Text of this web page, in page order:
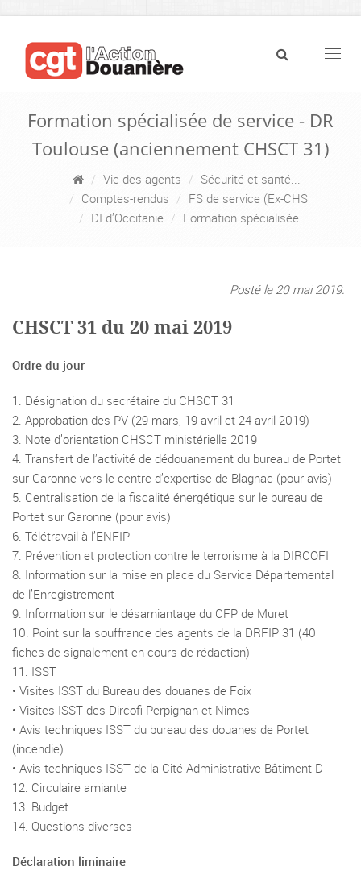
Formation spécialisée de service - DR
Toulouse (anciennement CHSCT 31)
Vie des agents
Sécurité et santé...
Comptes-rendus
FS de service (Ex-CHS
DI d’Occitanie
Formation spécialisée
Posté le 20 mai 2019.
CHSCT 31 du 20 mai 2019
Ordre du jour
1. Désignation du secrétaire du CHSCT 31
2. Approbation des PV (29 mars, 19 avril et 24 avril 2019)
3. Note d’orientation CHSCT ministérielle 2019
4. Transfert de l’activité de dédouanement du bureau de Portet
sur Garonne vers le centre d’expertise de Blagnac (pour avis)
5. Centralisation de la fiscalité énergétique sur le bureau de
Portet sur Garonne (pour avis)
6. Télétravail à l’ENFIP
7. Prévention et protection contre le terrorisme à la DIRCOFI
8. Information sur la mise en place du Service Départemental
de l’Enregistrement
9. Information sur le désamiantage du CFP de Muret
10. Point sur la souffrance des agents de la DRFIP 31 (40
fiches de signalement en cours de rédaction)
11. ISST
• Visites ISST du Bureau des douanes de Foix
• Visites ISST des Dircofi Perpignan et Nimes
• Avis techniques ISST du bureau des douanes de Portet
(incendie)
• Avis techniques ISST de la Cité Administrative Bâtiment D
12. Circulaire amiante
13. Budget
14. Questions diverses
Déclaration liminaire